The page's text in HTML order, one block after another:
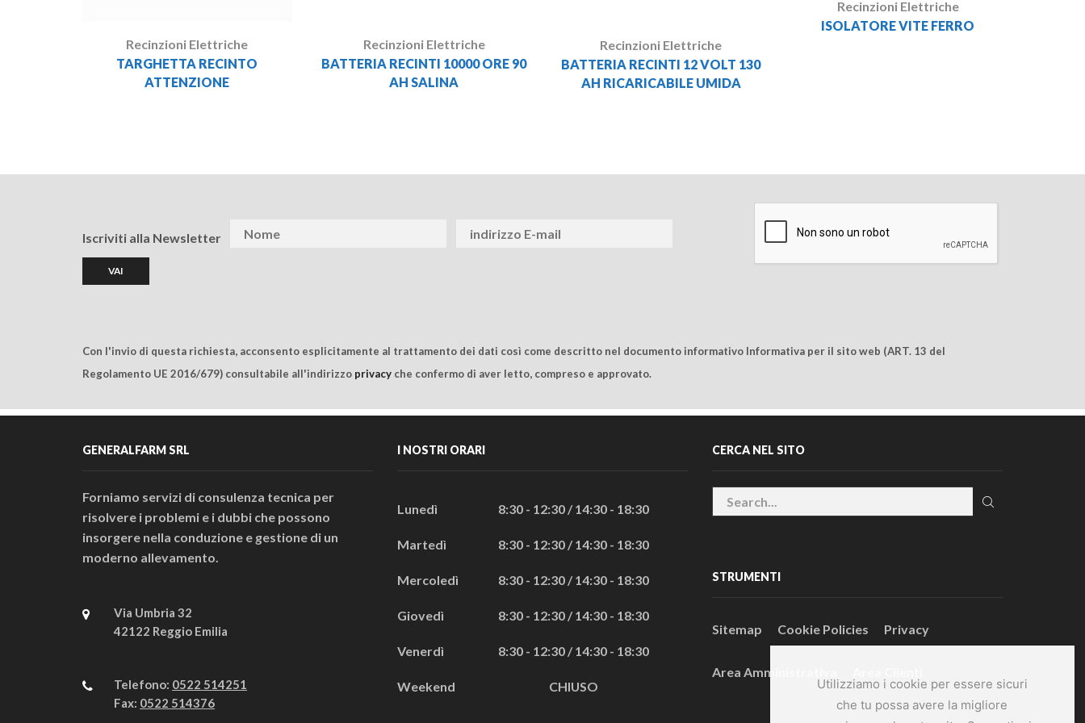
Utilizziamo i cookie per essere sicuri
che tu possa avere la migliore
Recinzioni Elettriche
TARGHETTA RECINTO
ATTENZIONE
Recinzioni Elettriche
BATTERIA RECINTI 10000 ORE 90
AH SALINA
Recinzioni Elettriche
BATTERIA RECINTI 12 VOLT 130
AH RICARICABILE UMIDA
Recinzioni Elettriche
ISOLATORE VITE FERRO
Iscriviti alla Newsletter
Con l'invio di questa richiesta, acconsento esplicitamente al trattamento dei dati così come descritto nel documento informativo Informativa per il sito web (ART. 13 del
Regolamento UE 2016/679) consultabile all'indirizzo privacy che confermo di aver letto, compreso e approvato.
GENERALFARM SRL
Forniamo servizi di consulenza tecnica per
risolvere i problemi e i dubbi che possono
insorgere nella conduzione e gestione di un
moderno allevamento.
Via Umbria 32
42122 Reggio Emilia
Telefono: 0522 514251
Fax: 0522 514376
I NOSTRI ORARI
Lunedì 8:30 - 12:30 / 14:30 - 18:30
Martedì 8:30 - 12:30 / 14:30 - 18:30
Mercoledì 8:30 - 12:30 / 14:30 - 18:30
Giovedì 8:30 - 12:30 / 14:30 - 18:30
Venerdì 8:30 - 12:30 / 14:30 - 18:30
Weekend CHIUSO
CERCA NEL SITO
STRUMENTI
Sitemap Cookie Policies Privacy
Area Amministrativa